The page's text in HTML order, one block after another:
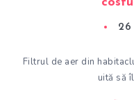
26
Filtrul de aer din
uită să